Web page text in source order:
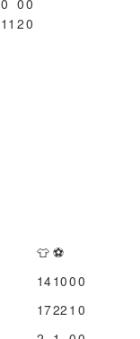
0 00
11 20
👕 ⚽
141000
1722 1 0